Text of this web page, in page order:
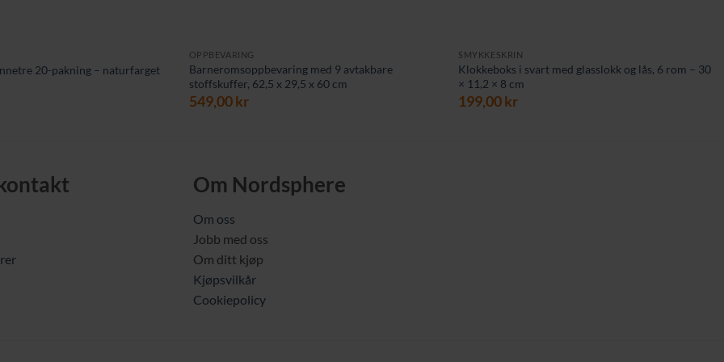
20-pakning – naturfarget
OPPBEVARING
Barneromsoppbevaring med 9 avtakbare
stoffskuffer, 62,5 x 29,5 x 60 cm
549,00kr
SMYKKESKRIN
Klokkeboks i svart med glasslokk og lås, 6 rom – 30
× 11,2 × 8 cm
199,00kr
Om Nordsphere
Om oss
Jobb med oss
Om ditt kjøp
Kjøpsvilkår
Cookiepolicy